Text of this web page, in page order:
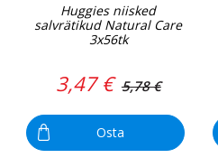
Huggies niisked
salvrätikud Natural Care
3x56tk
3,47 € 5,78 €
Osta